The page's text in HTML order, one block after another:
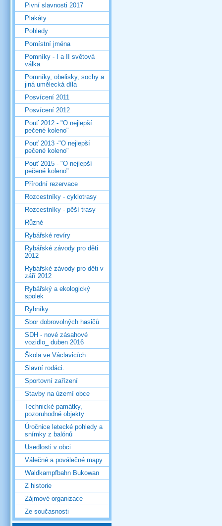
Pivní slavnosti 2017
Plakáty
Pohledy
Pomístní jména
Pomníky - I a II světová
válka
Pomníky, obelisky, sochy a
jiná umělecká díla
Posvícení 2011
Posvícení 2012
Pouť 2012 - "O nejlepší
pečené koleno"
Pouť 2013 -"O nejlepší
pečené koleno"
Pouť 2015 - "O nejlepší
pečené koleno"
Přírodní rezervace
Rozcestníky - cyklotrasy
Rozcestníky - pěší trasy
Různé
Rybářské revíry
Rybářské závody pro děti
2012
Rybářské závody pro děti v
září 2012
Rybářský a ekologický
spolek
Rybníky
Sbor dobrovolných hasičů
SDH - nové zásahové
vozidlo_ duben 2016
Škola ve Václavicích
Slavní rodáci.
Sportovní zařízení
Stavby na území obce
Technické památky,
pozoruhodné objekty
Úročnice letecké pohledy a
snímky z balónů
Usedlosti v obci
Válečné a poválečné mapy
Waldkampfbahn Bukowan
Z historie
Zájmové organizace
Ze současnosti